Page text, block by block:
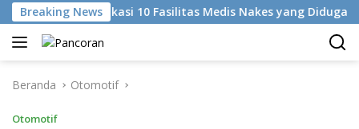
Langsung
ke
konten
Breaking News
KKI Identifikasi 10 Fasilitas Medis Nakes yang Diduga
Beranda Otomotif
Otomotif